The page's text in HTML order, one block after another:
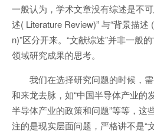
一般认为，学术文章没有综述是不
述( Literature Review)” 与“背景描
n)”区分开来。“文献综述”并非一般
领域研究成果的思考。
我们在选择研究问题的时候，
和来龙去脉，如“中国半导体产业的
半导体产业的政策和问题”等等，这
注的是现实层面问题，严格讲不是“